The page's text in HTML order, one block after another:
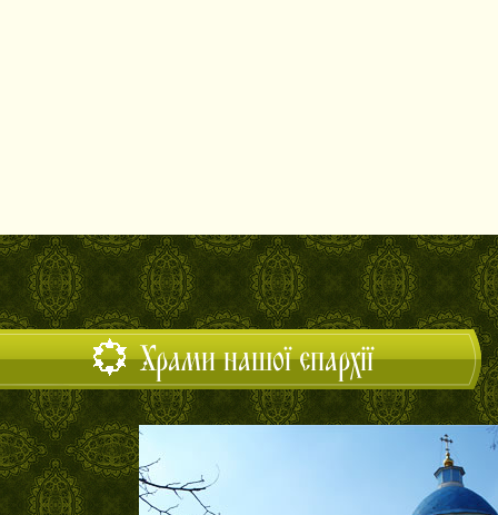
Храми нашої єпархії